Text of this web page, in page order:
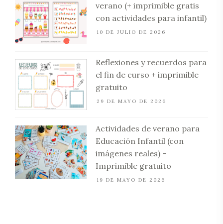
verano (+ imprimible gratis
con actividades para infantil)
10 DE JULIO DE 2026
Reflexiones y recuerdos para
el fin de curso + imprimible
gratuito
29 DE MAYO DE 2026
Actividades de verano para
Educación Infantil (con
imágenes reales) –
Imprimible gratuito
19 DE MAYO DE 2026